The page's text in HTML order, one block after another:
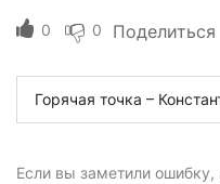
0 0 Поделиться
Горячая точка –
Если вы заметили